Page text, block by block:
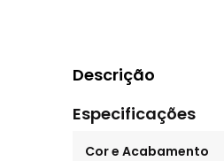
Descrição
Especificações
Cor e Acabamento